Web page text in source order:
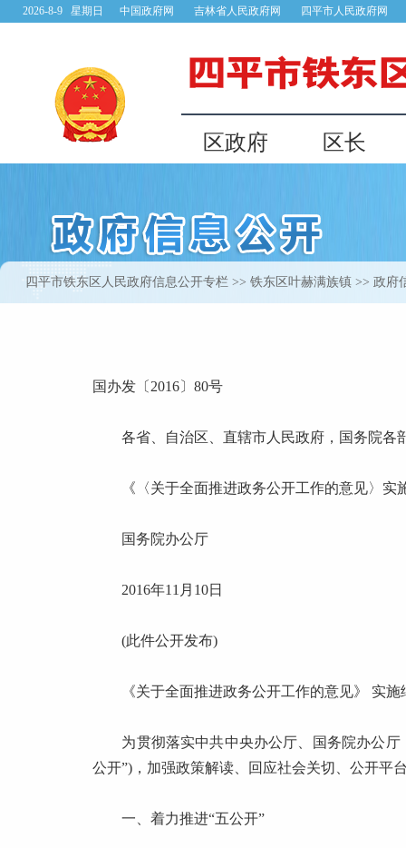
四平市铁东区人民政府信息公开专栏 >> 铁东区叶赫满族镇 >> 政府
国办发〔2016〕80号
各省、自治区、直辖市人民政府，国务院各
《〈关于全面推进政务公开工作的意见〉实
国务院办公厅
2016年11月10日
(此件公开发布)
《关于全面推进政务公开工作的意见》 实施
为贯彻落实中共中央办公厅、国务院办公厅
公开”)，加强政策解读、回应社会关切、公开平
一、着力推进“五公开”